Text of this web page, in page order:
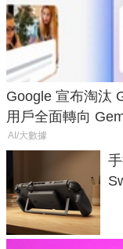
Google 宣布淘汰
用戶全面轉向
AI/大數據